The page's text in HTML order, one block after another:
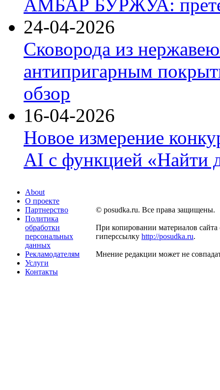
АМБАР БУРЖУА:
24-04-2026
Сковорода из
антипригарным
обзор
16-04-2026
Новое измерение
AI с функцией «Найти
About
О проекте
Партнерство
Политика
обработки
персональных
данных
Рекламодателям
Услуги
Контакты
© posudka.ru. Все права защищены.
При копировании материалов сайта
гиперссылку http://posudka.ru.
Мнение редакции может не